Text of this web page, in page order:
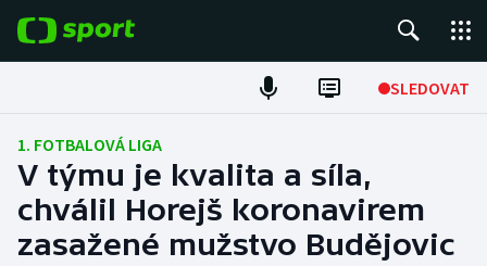
SLEDOVAT
Fotbal
Hokej
Tenis
1. FOTBALOVÁ LIGA
V týmu je kvalita a síla,
chválil Horejš koronavirem
zasažené mužstvo Budějovic